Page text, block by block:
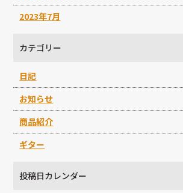
2023年7月
カテゴリー
日記
お知らせ
商品紹介
ギター
投稿日カレンダー